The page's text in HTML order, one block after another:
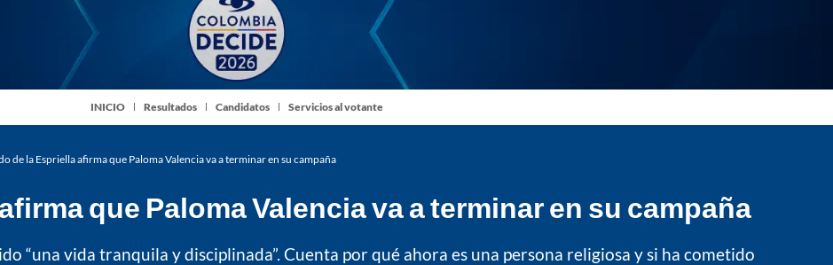
INICIO Resultados Candidatos Servicios al votante
de la Espriella afirma que Paloma Valencia va a terminar en su campaña
que Paloma Valencia va a terminar en su campaña
“una vida tranquila y disciplinada”. Cuenta por qué ahora es una persona religiosa y si ha cometido